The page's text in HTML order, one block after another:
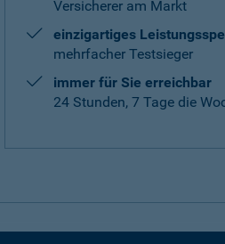
Versicherer am Markt
einzigartiges
mehrfacher Testsieger
immer für Sie erreichbar
24 Stunden, 7 Tage die